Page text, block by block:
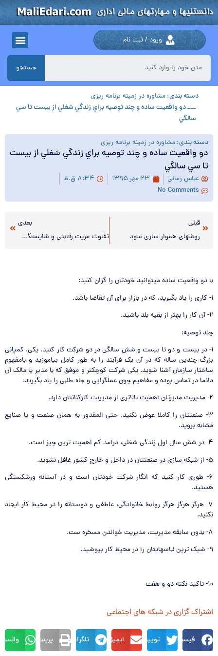
ورود / ثبت نام
جستجو
دسته بندی:مشاوره در زمینه برنامه ریزی
___ دو واقعيت ساده و چند توصيه براي زندگي شغلي از بيست تا سي
سالگي
دسته بندی:مشاوره در زمینه برنامه ریزی
دو واقعيت ساده و چند توصيه براي زندگي شغلي از بيست
تا سي سالگي
عباس زمانی ۲۳ مهر ۱۳۹۵
۸:۳۴ ق.ظ
No Comments
قبلی
روشهای هموار سازی سود
بعدی
تفاوت مزیت رقابتی و شایستگی کلیدی
با دو واقعيت ساده ميتوانيد خودتان را گران كنيد:
١- كاري را ياد بگيريد، كه در بازار براي آن تقاضا باشد.
٢- آن كار را بهتر از بقيه بلد باشيد.
چند توصيه:
١- در بيست و دو تا بيست و شش سالگي در دو شركت كار كنيد. يكي، كمپاني
بزرگ چندين ساله كه در آن يك فرآيند را به طور كامل بياموزيد و بامفهوم
ساختار سازمان آشنا شويد. يكي شركت كوچكتر و موفق كه با مدير يا مالك آن
دائما در تماس بوده و مفاهيم چون عملگرايي و جاه_طلبي را ياد بگيريد.
٢- مديريت مديرتان اهميت بالاتري از مديريت كاركنانتان دارد.
٣- صنعتتان را كاملا عوض نكنيد. حتي المقدور به همان صنعت و يا صنايع
مشابه برويد.
٤- در شش سال اول زندگي شغلي، درآمد كم اهميت ترين چيز است.
٥- از شبكه سازي در صنعتتان در داخل و خارج كشور غافل نشويد.
٦- طوري كار كنيد كه انگار شركت خودتان است و در آستانه ورشكستگي
هستيد.
٧- هرگز هرگز هرگز روابط خانوادگي، عاطفي و دوستانه را در محيط كار ايجاد
نكنيد.
٨- بدون سابقه مديريت، مديريت خواندن مسخره ست.
٩- شيك ترين لباسهايتان را در محيط كار بپوشيد.
١٠- تاكيد نكته دو و هفت
اشتراک گزاری در شبکه های اجتماعی
فیسبوک توییتر ایمیل تلگرام پرینت